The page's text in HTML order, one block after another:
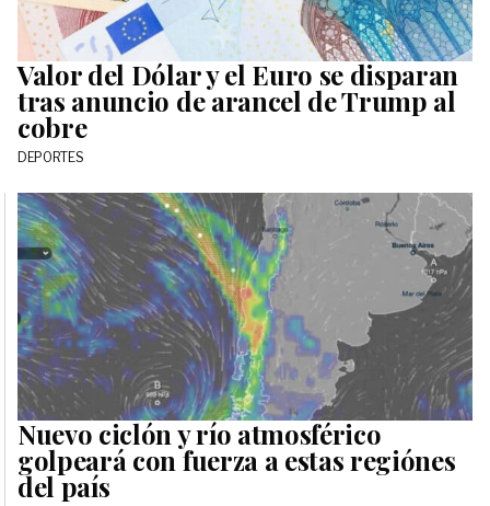
Valor del Dólar y el Euro se disparan
tras anuncio de arancel de Trump al
cobre
DEPORTES
Nuevo ciclón y río atmosférico
golpeará con fuerza a estas regiónes
del país